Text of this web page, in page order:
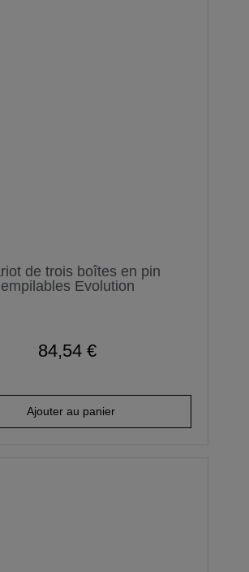
de trois boîtes en pin
empilables Evolution
84,54 €
Ajouter au panier